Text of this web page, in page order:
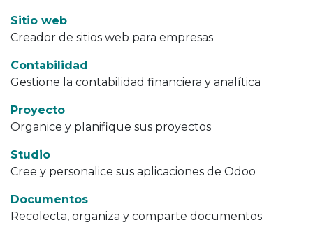
Sitio web
Creador de sitios web para empresas
Contabilidad
Gestione la contabilidad financiera y analítica
Proyecto
Organice y planifique sus proyectos
Studio
Cree y personalice sus aplicaciones de Odoo
Documentos
Recolecta, organiza y comparte documentos